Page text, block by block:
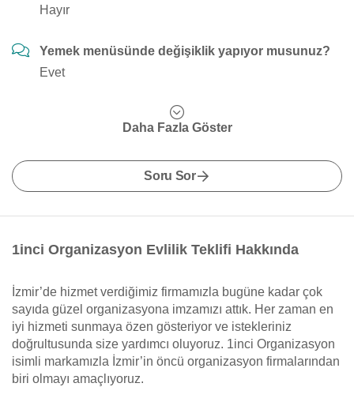
Hayır
Yemek menüsünde değişiklik yapıyor musunuz?
Evet
Daha Fazla Göster
Soru Sor
1inci Organizasyon Evlilik Teklifi Hakkında
İzmir’de hizmet verdiğimiz firmamızla bugüne kadar çok
sayıda güzel organizasyona imzamızı attık. Her zaman en
iyi hizmeti sunmaya özen gösteriyor ve istekleriniz
doğrultusunda size yardımcı oluyoruz. 1inci Organizasyon
isimli markamızla İzmir’in öncü organizasyon firmalarından
biri olmayı amaçlıyoruz.